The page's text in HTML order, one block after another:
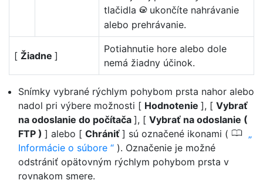
tlačidla J ukončíte nahrávanie
alebo prehrávanie.
[ Žiadne ]
Potiahnutie hore alebo dole
nemá žiadny účinok.
Snímky vybrané rýchlym pohybom prsta nahor alebo
nadol pri výbere možnosti [ Hodnotenie ], [ Vybrať
na odoslanie do počítača ], [ Vybrať na odoslanie (
FTP ) ] alebo [ Chrániť ] sú označené ikonami ( 0
Informácie o súbore
). Označenie je možné
odstrániť opätovným rýchlym pohybom prsta v
rovnakom smere.